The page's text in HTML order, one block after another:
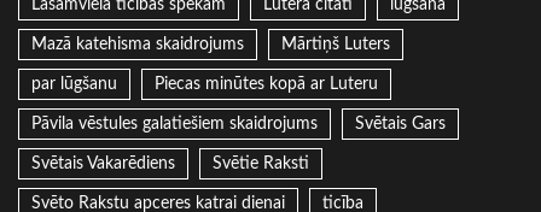
Lasāmviela ticības spēkam Lutera citāti lūgšana
Mazā katehisma skaidrojums Mārtiņš Luters
par lūgšanu Piecas minūtes kopā ar Luteru
Pāvila vēstules galatiešiem skaidrojums Svētais Gars
Svētais Vakarēdiens Svētie Raksti
Svēto Rakstu apceres katrai dienai ticība